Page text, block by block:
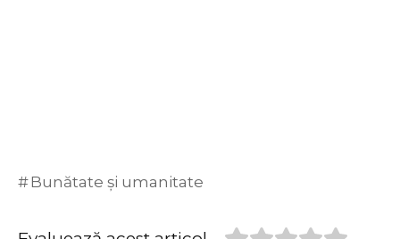
Bunătate și umanitate